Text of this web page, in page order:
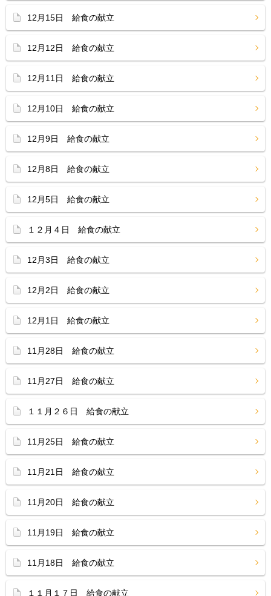
12月15日 給食の献立
12月12日 給食の献立
12月11日 給食の献立
12月10日 給食の献立
12月9日 給食の献立
12月8日 給食の献立
12月5日 給食の献立
１２月４日 給食の献立
12月3日 給食の献立
12月2日 給食の献立
12月1日 給食の献立
11月28日 給食の献立
11月27日 給食の献立
１１月２６日 給食の献立
11月25日 給食の献立
11月21日 給食の献立
11月20日 給食の献立
11月19日 給食の献立
11月18日 給食の献立
１１月１７日 給食の献立